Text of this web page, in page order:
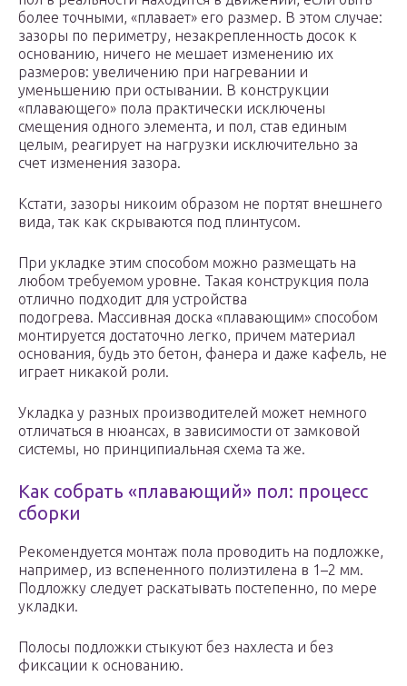
более точными, «плавает» его размер. В этом случае:
зазоры по периметру, незакрепленность досок к
основанию, ничего не мешает изменению их
размеров: увеличению при нагревании и
уменьшению при остывании. В конструкции
«плавающего» пола практически исключены
смещения одного элемента, и пол, став единым
целым, реагирует на нагрузки исключительно за
счет изменения зазора.
Кстати, зазоры никоим образом не портят внешнего
вида, так как скрываются под плинтусом.
При укладке этим способом можно размещать на
любом требуемом уровне. Такая конструкция пола
отлично подходит для устройства
подогрева. Массивная доска «плавающим» способом
монтируется достаточно легко, причем материал
основания, будь это бетон, фанера и даже кафель, не
играет никакой роли.
Укладка у разных производителей может немного
отличаться в нюансах, в зависимости от замковой
системы, но принципиальная схема та же.
Как собрать «плавающий» пол: процесс
сборки
Рекомендуется монтаж пола проводить на подложке,
например, из вспененного полиэтилена в 1–2 мм.
Подложку следует раскатывать постепенно, по мере
укладки.
Полосы подложки стыкуют без нахлеста и без
фиксации к основанию.